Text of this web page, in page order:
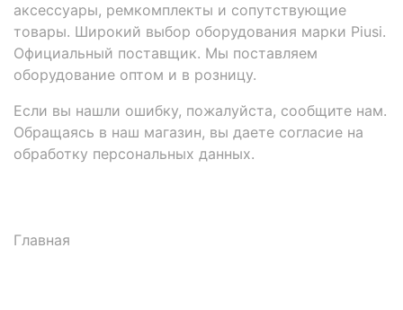
аксессуары, ремкомплекты и сопутствующие
товары. Широкий выбор оборудования марки Piusi.
Официальный поставщик. Мы поставляем
оборудование оптом и в розницу.
Если вы нашли ошибку, пожалуйста, сообщите нам.
Обращаясь в наш магазин, вы даете согласие на
обработку персональных данных.
Главная